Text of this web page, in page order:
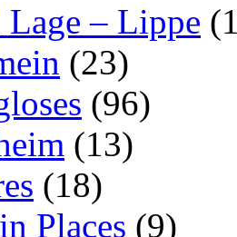
Lage – Lippe
(23)
(96)
(13)
(18)
Places (9)